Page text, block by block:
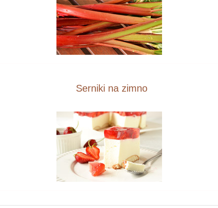
Serniki na zimno